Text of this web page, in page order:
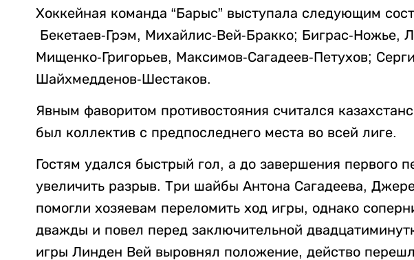
Хоккейная команда “Барыс” выступала следующим
Бекетаев-Грэм, Михайлис-Вей-Бракко; Биграс-Ножье,
Мищенко-Григорьев, Максимов-Сагадеев-Петухов;
Шайхмедденов-Шестаков.
Явным фаворитом противостояния считался
был коллектив с предпоследнего места во всей лиге.
Гостям удался быстрый гол, а до завершения первого
увеличить разрыв. Три шайбы Антона Сагадеева,
помогли хозяевам переломить ход игры, однако
дважды и повел перед заключительной
игры Линден Вей выровнял положение, действо